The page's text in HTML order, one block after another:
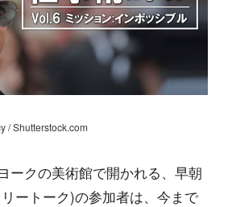
/ Shutterstock.com
ークの美術館で開かれる、早朝
ートーク)の参加者は、今まで